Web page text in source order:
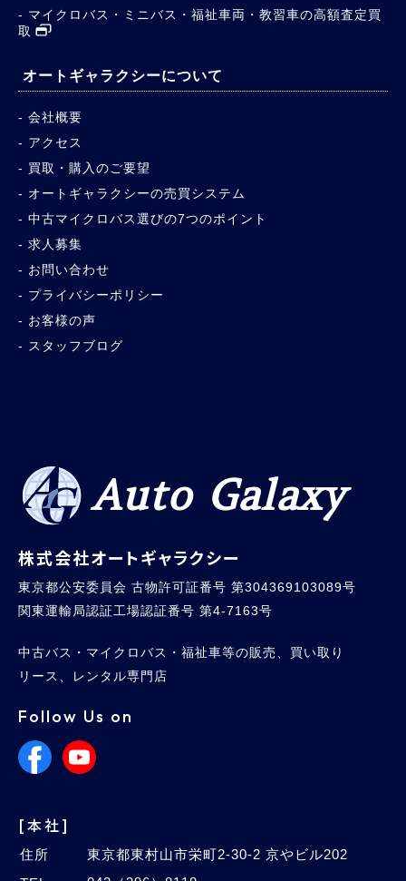
マイクロバス・ミニバス・福祉車両・教習車の高額査定買
取
オートギャラクシーについて
会社概要
アクセス
買取・購入のご要望
オートギャラクシーの売買システム
中古マイクロバス選びの7つのポイント
求人募集
お問い合わせ
プライバシーポリシー
お客様の声
スタッフブログ
Auto Galaxy
株式会社オートギャラクシー
東京都公安委員会 古物許可証番号 第304369103089号
関東運輸局認証工場認証番号 第4-7163号
中古バス・マイクロバス・福祉車等の販売、買い取り
リース、レンタル専門店
Follow Us on
[本社]
住所
東京都東村山市栄町2-30-2 京やビル202